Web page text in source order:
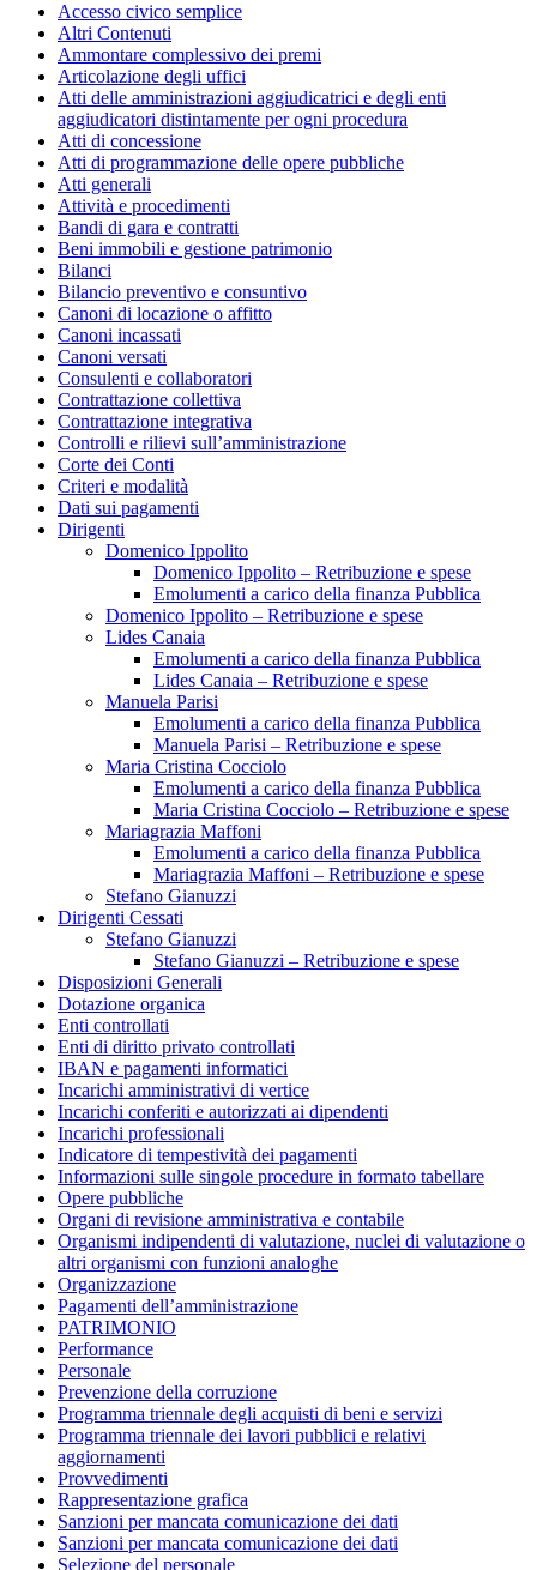
Accesso civico semplice
Altri Contenuti
Ammontare complessivo dei premi
Articolazione degli uffici
Atti delle amministrazioni aggiudicatrici e degli enti
aggiudicatori distintamente per ogni procedura
Atti di concessione
Atti di programmazione delle opere pubbliche
Atti generali
Attività e procedimenti
Bandi di gara e contratti
Beni immobili e gestione patrimonio
Bilanci
Bilancio preventivo e consuntivo
Canoni di locazione o affitto
Canoni incassati
Canoni versati
Consulenti e collaboratori
Contrattazione collettiva
Contrattazione integrativa
Controlli e rilievi sull’amministrazione
Corte dei Conti
Criteri e modalità
Dati sui pagamenti
Dirigenti
Domenico Ippolito
Domenico Ippolito – Retribuzione e spese
Emolumenti a carico della finanza Pubblica
Domenico Ippolito – Retribuzione e spese
Lides Canaia
Emolumenti a carico della finanza Pubblica
Lides Canaia – Retribuzione e spese
Manuela Parisi
Emolumenti a carico della finanza Pubblica
Manuela Parisi – Retribuzione e spese
Maria Cristina Cocciolo
Emolumenti a carico della finanza Pubblica
Maria Cristina Cocciolo – Retribuzione e spese
Mariagrazia Maffoni
Emolumenti a carico della finanza Pubblica
Mariagrazia Maffoni – Retribuzione e spese
Stefano Gianuzzi
Dirigenti Cessati
Stefano Gianuzzi
Stefano Gianuzzi – Retribuzione e spese
Disposizioni Generali
Dotazione organica
Enti controllati
Enti di diritto privato controllati
IBAN e pagamenti informatici
Incarichi amministrativi di vertice
Incarichi conferiti e autorizzati ai dipendenti
Incarichi professionali
Indicatore di tempestività dei pagamenti
Informazioni sulle singole procedure in formato tabellare
Opere pubbliche
Organi di revisione amministrativa e contabile
Organismi indipendenti di valutazione, nuclei di valutazione o
altri organismi con funzioni analoghe
Organizzazione
Pagamenti dell’amministrazione
PATRIMONIO
Performance
Personale
Prevenzione della corruzione
Programma triennale degli acquisti di beni e servizi
Programma triennale dei lavori pubblici e relativi
aggiornamenti
Provvedimenti
Rappresentazione grafica
Sanzioni per mancata comunicazione dei dati
Sanzioni per mancata comunicazione dei dati
Selezione del personale